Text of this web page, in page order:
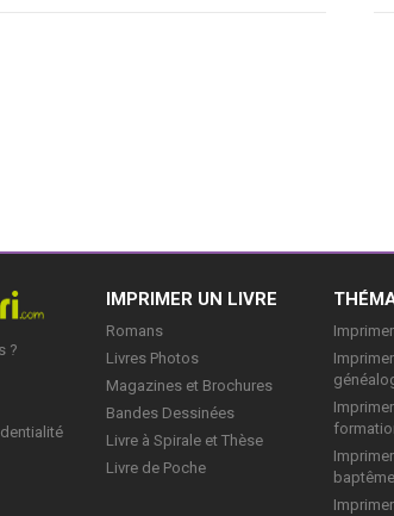
?
IMPRIMER UN LIVRE
Romans
Livres Photos
Magazines et Brochures
Bandes Dessinées
Livre à Spirale et Thèse
Livre de Poche
baptême